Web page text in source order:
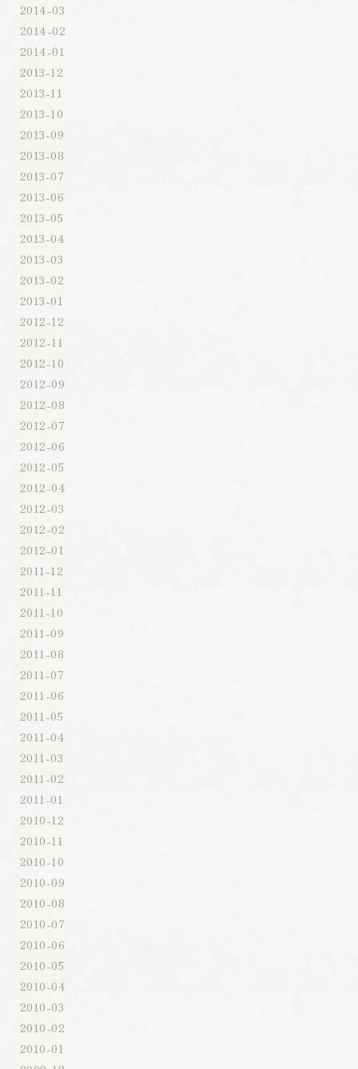
2014-03
2014-02
2014-01
2013-12
2013-11
2013-10
2013-09
2013-08
2013-07
2013-06
2013-05
2013-04
2013-03
2013-02
2013-01
2012-12
2012-11
2012-10
2012-09
2012-08
2012-07
2012-06
2012-05
2012-04
2012-03
2012-02
2012-01
2011-12
2011-11
2011-10
2011-09
2011-08
2011-07
2011-06
2011-05
2011-04
2011-03
2011-02
2011-01
2010-12
2010-11
2010-10
2010-09
2010-08
2010-07
2010-06
2010-05
2010-04
2010-03
2010-02
2010-01